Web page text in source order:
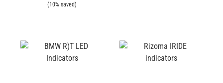
(10% saved)